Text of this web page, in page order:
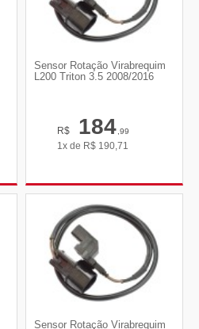
Sensor Rotação Virabrequim
L200 Triton 3.5 2008/2016
R$ 184,99
1x de R$ 190,71
Sensor Rotação Virabrequim